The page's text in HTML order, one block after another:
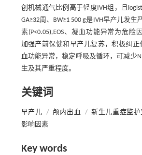
创机械通气比例高于轻度IVH组，且
GA≥32周、BW≥1 500 g是IVH早产儿发生
素(P<0.05),EOS、凝血功能异常为危险
加强产前保健和早产儿复苏，积极纠正
血功能异常，稳定呼吸及循环，可减少
生及其严重程度。
关键词
早产儿 / 颅内出血 / 新生儿重症监护
影响因素
Key words